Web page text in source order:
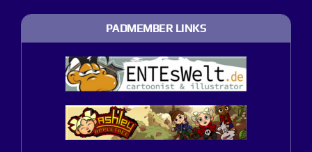
PADMEMBER LINKS